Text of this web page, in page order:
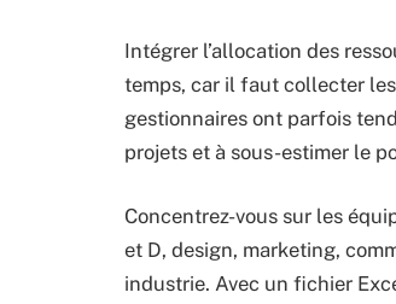
Intégrer l’allocation des
temps, car il faut collecter
gestionnaires ont parfois
projets et à sous-estimer le
Concentrez-vous sur les
et D, design, marketing,
industrie. Avec un fichier